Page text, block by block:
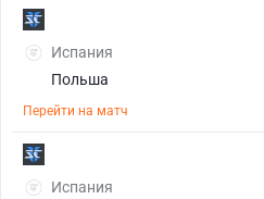
Испания
Польша
Перейти на матч
Испания